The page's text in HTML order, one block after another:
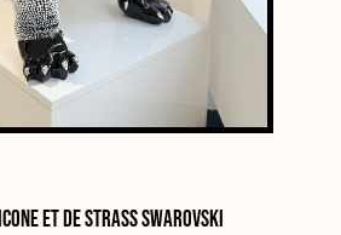
et de strass Swarovski